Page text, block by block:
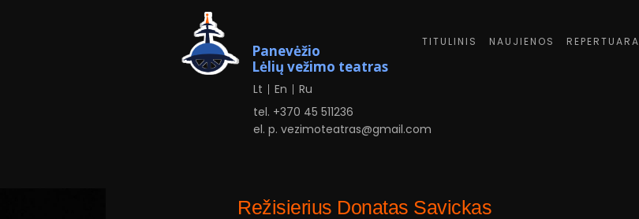
Panevėžio
Lėlių vežimo teatras
Lt En
Ru
tel. +370 45 511236
el. p.vezimoteatras@gmail.com
TITULINIS NAUJIENOS
Režisierius Donatas Savickas